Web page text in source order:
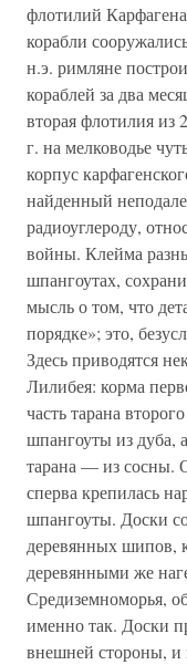
флотилий
корабли
н.э. римляне
кораблей за два
вторая флотилия из
г. на мелководье
корпус
найденный
радиоуглероду,
войны. Клейма
шпангоутах,
мысль о том, что
порядке»; это,
Здесь приводятся
Лилибея: корма
часть тарана
шпангоуты из дуба,
тарана — из сосны.
сперва крепилась
шпангоуты. Доски
деревянных шипов,
деревянными же
Средиземноморья,
именно так. Доски
внешней стороны, и